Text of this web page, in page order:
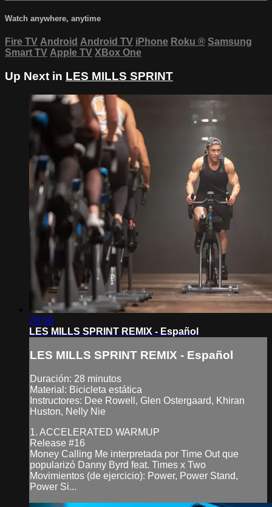
Watch anywhere, anytime
Fire TV Android Android TV iPhone Roku ® Samsung
Smart TV Apple TV XBox One
Up Next in LES MILLS SPRINT
28:59
LES MILLS SPRINT REMIX - Español
LES MILLS SPRINT REMIX - Español
Duración: 28 minutos
Material: Bicicleta estática
Instructores: Dee Rowell, Glen Ostergaard, Khiran
Huston, Nelly Nie
1. ACCELERATED WARMUP
Release #16
Money Calling Me interpretada por Time Out que
popularizó Danny Byrd feat. Times x Two
Movimientos (de ejercicio): Power, Power Stand,
Power Si...